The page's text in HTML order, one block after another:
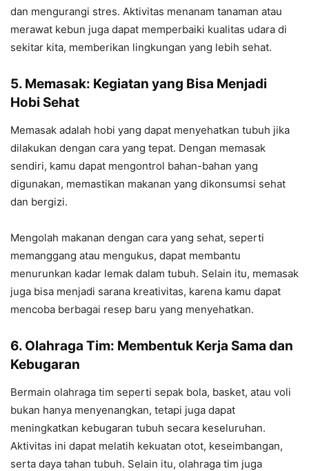
dan mengurangi stres. Aktivitas menanam tanaman atau
merawat kebun juga dapat memperbaiki kualitas udara di
sekitar kita, memberikan lingkungan yang lebih sehat.
5. Memasak: Kegiatan yang Bisa Menjadi
Hobi Sehat
Memasak adalah hobi yang dapat menyehatkan tubuh jika
dilakukan dengan cara yang tepat. Dengan memasak
sendiri, kamu dapat mengontrol bahan-bahan yang
digunakan, memastikan makanan yang dikonsumsi sehat
dan bergizi.
Mengolah makanan dengan cara yang sehat, seperti
memanggang atau mengukus, dapat membantu
menurunkan kadar lemak dalam tubuh. Selain itu, memasak
juga bisa menjadi sarana kreativitas, karena kamu dapat
mencoba berbagai resep baru yang menyehatkan.
6. Olahraga Tim: Membentuk Kerja Sama dan
Kebugaran
Bermain olahraga tim seperti sepak bola, basket, atau voli
bukan hanya menyenangkan, tetapi juga dapat
meningkatkan kebugaran tubuh secara keseluruhan.
Aktivitas ini dapat melatih kekuatan otot, keseimbangan,
serta daya tahan tubuh. Selain itu, olahraga tim juga